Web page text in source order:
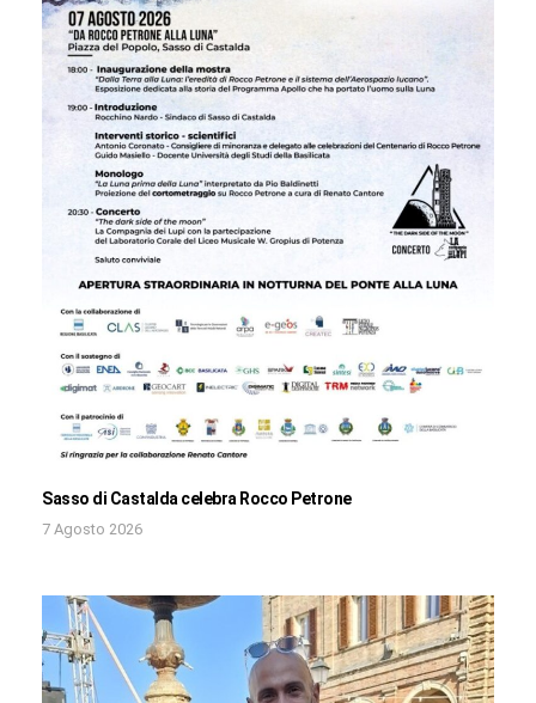
Sasso di Castalda celebra Rocco Petrone
7 Agosto 2026